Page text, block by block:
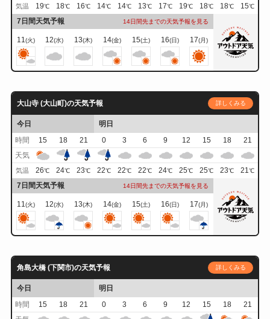
気温 19℃ 18℃ 16℃ 14℃ 14℃ 13℃ 17℃ 19℃ 18℃ 18℃ 15℃
7日間天気予報 14日間先までの天気予報を見る
11(火) 12(水) 13(木) 14(金) 15(土) 16(日) 17(月)
大山寺 (大山町)の天気予報 詳しくみる
今日
明日
時間
15 18 21 0 3 6 9 12 15 18
21
天気
気温 26℃ 24℃ 23℃ 22℃ 22℃ 22℃ 24℃ 25℃ 25℃ 23℃ 21℃
7日間天気予報 14日間先までの天気予報を見る
11(火) 12(水) 13(木) 14(金) 15(土) 16(日) 17(月)
角島大橋 (下関市)の天気予報 詳しくみる
今日
明日
時間
15 18 21 0 3 6 9 12 15 18
21